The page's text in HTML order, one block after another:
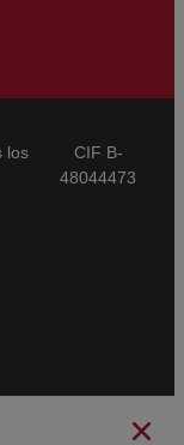
los
CIF B-
48044473